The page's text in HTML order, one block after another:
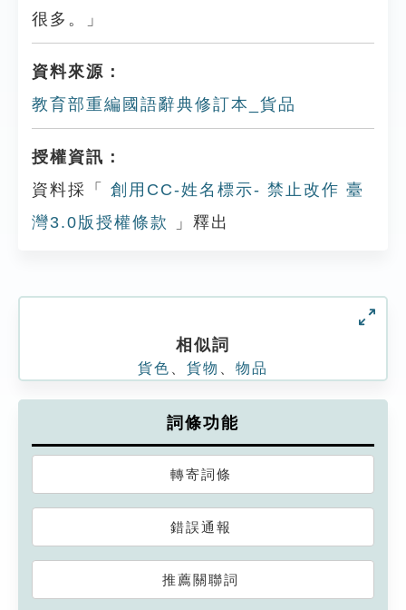
很多。」
資料來源：
教育部重編國語辭典修訂本_貨品
授權資訊：
資料採「
創用CC-姓名標示- 禁止改作 臺
灣3.0版授權條款
」釋出
相似詞
貨色 貨物 物品
詞條功能
轉寄詞條
錯誤通報
推薦關聯詞